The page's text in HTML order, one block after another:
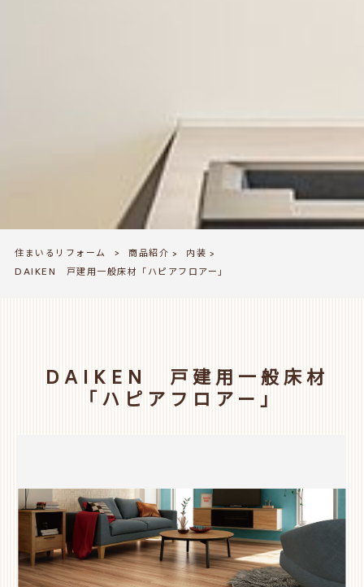
住まいるリフォーム > 商品紹介 > 内装 >
DAIKEN 戸建用一般床材「ハピアフロアー」
DAIKEN 戸建用一般床材
「ハピアフロアー」